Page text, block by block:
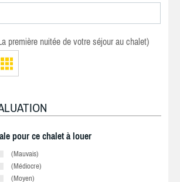
première nuitée de votre séjour au chalet)
pour ce chalet à louer
(Mauvais)
(Médiocre)
(Moyen)